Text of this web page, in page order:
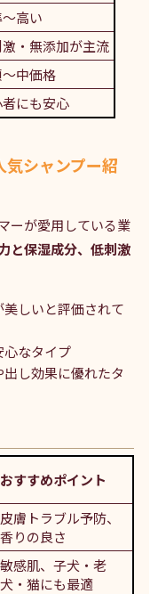
高い
・無添加が主流
中価格
にも安心
シャンプー紹
ーが愛用している業
と保湿成分、低刺激
しいと評価されて
なタイプ
し効果に優れたタ
おすすめポイント
皮膚トラブル予防、
香りの良さ
敏感肌、子犬・老
犬・猫にも最適